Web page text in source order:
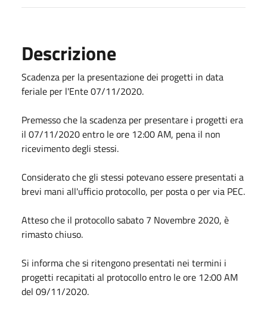
Descrizione
Scadenza per la presentazione dei progetti in data
feriale per l'Ente 07/11/2020.
Premesso che la scadenza per presentare i progetti era
il 07/11/2020 entro le ore 12:00 AM, pena il non
ricevimento degli stessi.
Considerato che gli stessi potevano essere presentati a
brevi mani all'ufficio protocollo, per posta o per via PEC.
Atteso che il protocollo sabato 7 Novembre 2020, è
rimasto chiuso.
Si informa che si ritengono presentati nei termini i
progetti recapitati al protocollo entro le ore 12:00 AM
del 09/11/2020.